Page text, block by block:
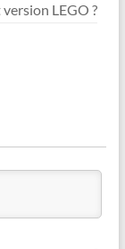
LEGO ?